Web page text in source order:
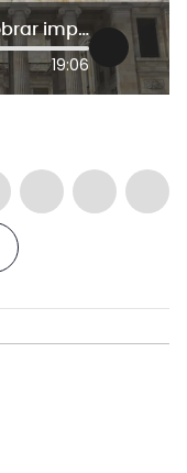
Debate: decreto para cobrar impuestos por anticipado de 2026 enciende alarmas en Congreso
19:06